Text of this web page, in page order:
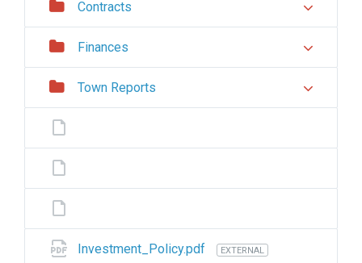
Contracts
Finances
Town Reports
Investment_Policy.pdf EXTERNAL